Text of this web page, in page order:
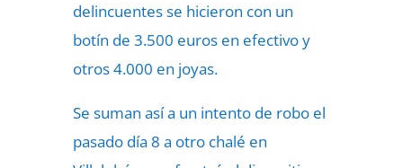
delincuentes se hicieron con un
botín de 3.500 euros en efectivo y
otros 4.000 en joyas.
Se suman así a un intento de robo el
pasado día 8 a otro chalé en